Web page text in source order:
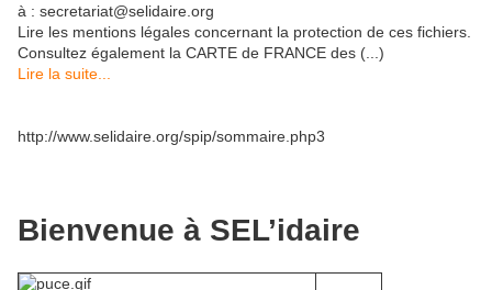
à : secretariat@selidaire.org
Lire les mentions légales concernant la protection de ces fichiers.
Consultez également la CARTE de FRANCE des (...)
Lire la suite...
http://www.selidaire.org/spip/sommaire.php3
Bienvenue à SEL’idaire